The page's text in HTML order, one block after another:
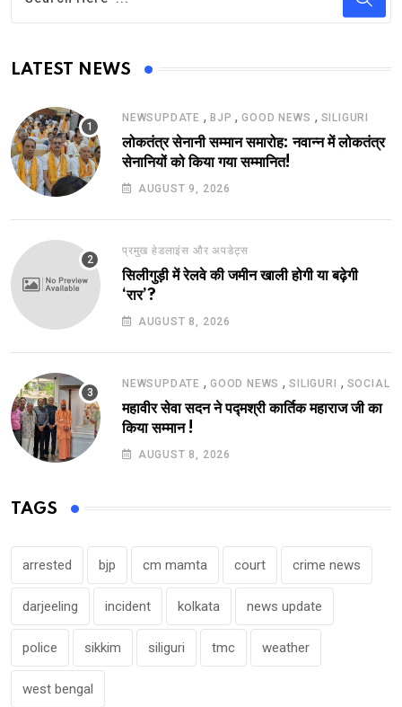
LATEST NEWS
NEWSUPDATE , BJP ,GOOD NEWS , SILIGURI
लोकतंत्र सेनानी सम्मान समारोह: नवान्न में लोकतंत्र
सेनानियों को किया गया सम्मानित!
AUGUST 9, 2026
प्रमुख हेडलाइंस और अपडेट्स
सिलीगुड़ी में रेलवे की जमीन खाली होगी या बढ़ेगी
‘रार’?
AUGUST 8, 2026
NEWSUPDATE , GOOD NEWS ,SILIGURI , SOCIAL
महावीर सेवा सदन ने पद्मश्री कार्तिक महाराज जी का
किया सम्मान !
AUGUST 8, 2026
TAGS
arrested bjp cm mamta court crime news
darjeeling incident kolkata news update
police sikkim siliguri tmc weather
west bengal